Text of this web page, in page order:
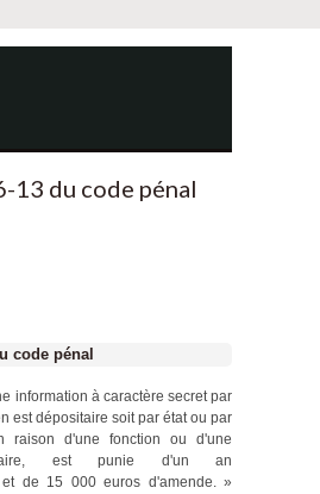
13 du code pénal
code pénal
information à caractère secret par
est dépositaire soit par état ou par
raison d'une fonction ou d'une
est punie d'un an
et de 15 000 euros d'amende. »